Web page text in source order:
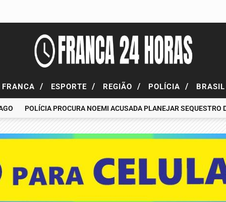
FRANCA / ESPORTE / REGIÃO / POLÍCIA /
POLÍCIA PROCURA NOEMI ACUSADA PLANEJAR SEQUESTRO DE